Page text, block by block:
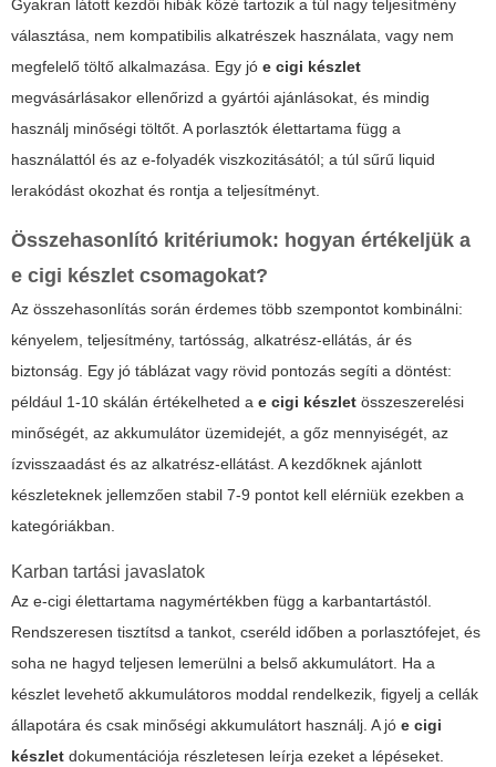
Gyakran látott kezdői hibák közé tartozik a túl nagy teljesítmény
választása, nem kompatibilis alkatrészek használata, vagy nem
megfelelő töltő alkalmazása. Egy jó e cigi készlet
megvásárlásakor ellenőrizd a gyártói ajánlásokat, és mindig
használj minőségi töltőt. A porlasztók élettartama függ a
használattól és az e-folyadék viszkozitásától; a túl sűrű liquid
lerakódást okozhat és rontja a teljesítményt.
Összehasonlító kritériumok: hogyan értékeljük a
e cigi készlet csomagokat?
Az összehasonlítás során érdemes több szempontot kombinálni:
kényelem, teljesítmény, tartósság, alkatrész-ellátás, ár és
biztonság. Egy jó táblázat vagy rövid pontozás segíti a döntést:
például 1-10 skálán értékelheted a e cigi készlet összeszerelési
minőségét, az akkumulátor üzemidejét, a gőz mennyiségét, az
ízvisszaadást és az alkatrész-ellátást. A kezdőknek ajánlott
készleteknek jellemzően stabil 7-9 pontot kell elérniük ezekben a
kategóriákban.
Karban tartási javaslatok
Az e-cigi élettartama nagymértékben függ a karbantartástól.
Rendszeresen tisztítsd a tankot, cseréld időben a porlasztófejet, és
soha ne hagyd teljesen lemerülni a belső akkumulátort. Ha a
készlet levehető akkumulátoros moddal rendelkezik, figyelj a cellák
állapotára és csak minőségi akkumulátort használj. A jó e cigi
készlet dokumentációja részletesen leírja ezeket a lépéseket.